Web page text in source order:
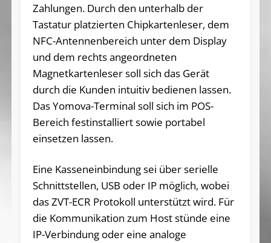
Zahlungen. Durch den unterhalb der
Tastatur platzierten Chipkartenleser, dem
NFC-Antennenbereich unter dem Display
und dem rechts angeordneten
Magnetkartenleser soll sich das Gerät
durch die Kunden intuitiv bedienen lassen.
Das Yomova-Terminal soll sich im POS-
Bereich festinstalliert sowie portabel
einsetzen lassen.
Eine Kasseneinbindung sei über serielle
Schnittstellen, USB oder IP möglich, wobei
das ZVT-ECR Protokoll unterstützt wird. Für
die Kommunikation zum Host stünde eine
IP-Verbindung oder eine analoge